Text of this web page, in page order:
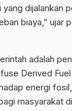
dijalankan
biaya,” ujar
adalah
Derived
energi
masyarakat